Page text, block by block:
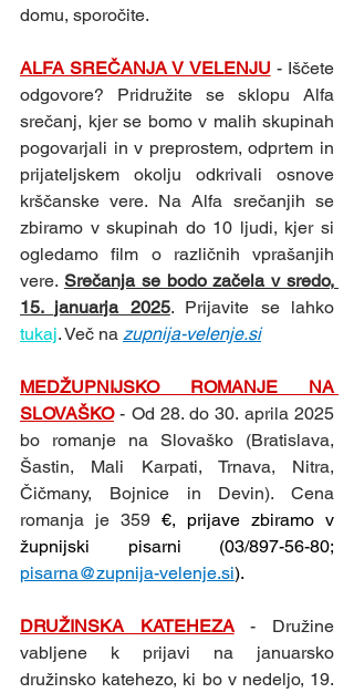
domu, sporočite.
ALFA SREČANJA V VELENJU - Iščete
odgovore? Pridružite se sklopu Alfa
srečanj, kjer se bomo v malih skupinah
pogovarjali in v preprostem, odprtem in
prijateljskem okolju odkrivali osnove
krščanske vere. Na Alfa srečanjih se
zbiramo v skupinah do 10 ljudi, kjer si
ogledamo film o različnih vprašanjih
vere. Srečanja se bodo začela v sredo,
15. januarja 2025
tukaj. Več na zupnija-velenje.si
MEDŽUPNIJSKO ROMANJE NA
SLOVAŠKO - Od 28. do 30. aprila 2025
bo romanje na Slovaško (Bratislava,
Šastin, Mali Karpati, Trnava, Nitra,
Čičmany, Bojnice in Devin). Cena
romanja je 359 €, prijave zbiramo v
pisarna@zupnija-velenje.si).
DRUŽINSKA KATEHEZA
- Družine
vabljene k prijavi na januarsko
družinsko katehezo, ki bo v nedeljo, 19.